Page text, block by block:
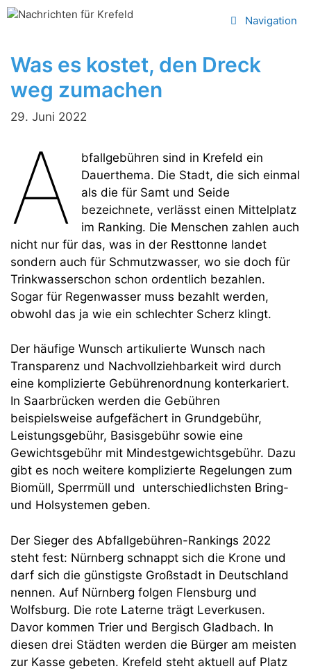
Zum
Navigation
Was es kostet, den Dreck
weg zumachen
29. Juni 2022
A
bfallgebühren sind in Krefeld ein
Dauerthema. Die Stadt, die sich einmal
als die für Samt und Seide
bezeichnete, verlässt einen Mittelplatz
im Ranking. Die Menschen zahlen auch
nicht nur für das, was in der Resttonne landet
sondern auch für Schmutzwasser, wo sie doch für
Trinkwasserschon schon ordentlich bezahlen.
Sogar für Regenwasser muss bezahlt werden,
obwohl das ja wie ein schlechter Scherz klingt.
Der häufige Wunsch artikulierte Wunsch nach
Transparenz und Nachvollziehbarkeit wird durch
eine komplizierte Gebührenordnung konterkariert.
In Saarbrücken werden die Gebühren
beispielsweise aufgefächert in Grundgebühr,
Leistungsgebühr, Basisgebühr sowie eine
Gewichtsgebühr mit Mindestgewichtsgebühr. Dazu
gibt es noch weitere komplizierte Regelungen zum
Biomüll, Sperrmüll und unterschiedlichsten Bring-
und Holsystemen geben.
Der Sieger des Abfallgebühren-Rankings 2022
steht fest: Nürnberg schnappt sich die Krone und
darf sich die günstigste Großstadt in Deutschland
nennen. Auf Nürnberg folgen Flensburg und
Wolfsburg. Die rote Laterne trägt Leverkusen.
Davor kommen Trier und Bergisch Gladbach. In
diesen drei Städten werden die Bürger am meisten
zur Kasse gebeten. Krefeld steht aktuell auf Platz